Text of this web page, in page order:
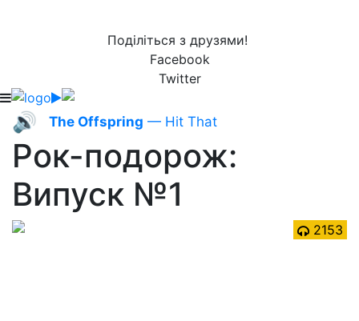
Поділіться з друзями!
Facebook
Twitter
🔊 The Offspring — Hit That
Рок-подорож:
Випуск №1
2153